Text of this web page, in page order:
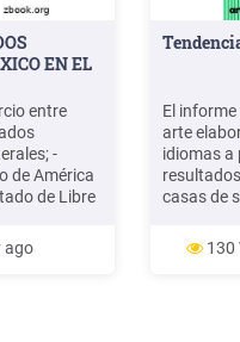
EN EL
entre
-
de América
de Libre
con la
Tratado de
ago
El
arte
idiomas a
casas de
sobre el
arte. El
130